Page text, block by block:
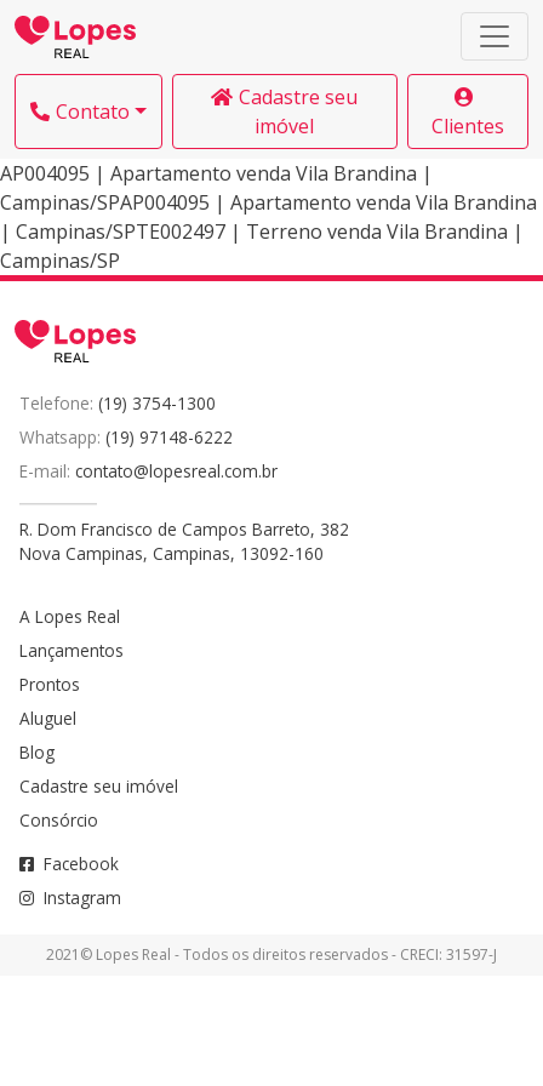
Contato
Cadastre seu
imóvel
Clientes
AP004095 | Apartamento venda Vila Brandina |
Campinas/SPAP004095 | Apartamento venda Vila Brandina
| Campinas/SPTE002497 | Terreno venda Vila Brandina |
Campinas/SP
Telefone: (19) 3754-1300
Whatsapp: (19) 97148-6222
E-mail: contato@lopesreal.com.br
R. Dom Francisco de Campos Barreto, 382
Nova Campinas, Campinas, 13092-160
A Lopes Real
Lançamentos
Prontos
Aluguel
Blog
Cadastre seu imóvel
Consórcio
Facebook
Instagram
2021© Lopes Real - Todos os direitos reservados - CRECI: 31597-J